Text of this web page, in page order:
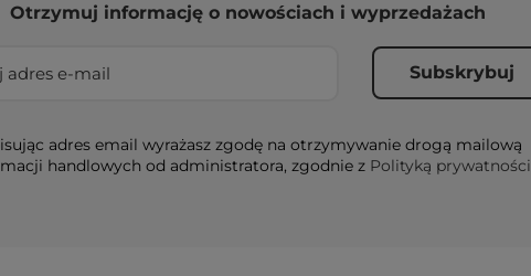
Otrzymuj informację o nowościach i wyprzedażach
adres email wyrażasz zgodę na otrzymywanie drogą mailową
handlowych od administratora, zgodnie z Polityką prywatności